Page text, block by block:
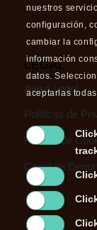
LEGAL
Aviso Legal
Políticas de
Política de
Canal de
nuestros
configuración,
cambiar la
información
datos.
aceptarlas